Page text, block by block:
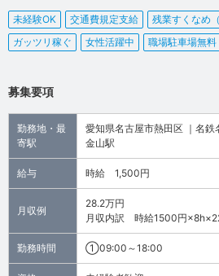
未経験OK 交通費規定支給
残業すくなめ
ガッツリ稼ぐ
女性活躍中 職場駐車場無料
募集要項
勤務地・最
寄駅
愛知県名古屋市熱田区 ｜名
金山駅
給与 時給 1,500円
月収例
28.2万円
月収内訳 時給1500円
勤務時間 ①09:00～18:00